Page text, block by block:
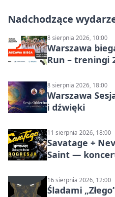
Nadchodzące
8 sierpnia 2026, 10:00
Warszawa
Run – treningi
8 sierpnia 2026, 18:00
Warszawa
i dźwięki
11 sierpnia 2026, 18:00
Savatage +
Saint —
16 sierpnia 2026, 12:00
Śladami